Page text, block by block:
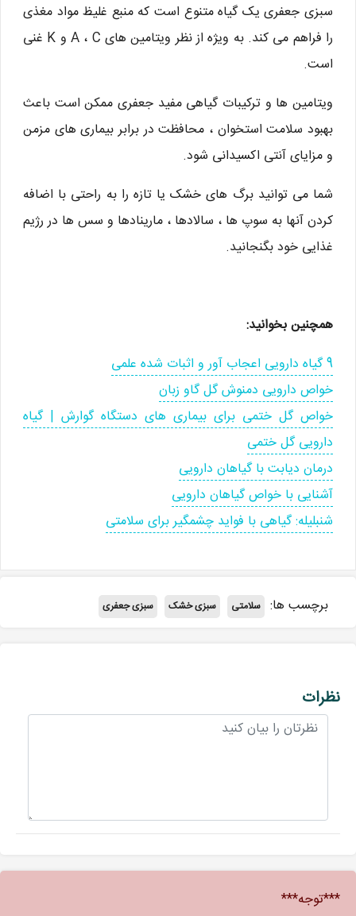
سبزی جعفری یک گیاه متنوع است که منبع غلیظ مواد مغذی
را فراهم می کند. به ویژه از نظر ویتامین های A ، C و K غنی
است.
ویتامین ها و ترکیبات گیاهی مفید جعفری ممکن است باعث
بهبود سلامت استخوان ، محافظت در برابر بیماری های مزمن
و مزایای آنتی اکسیدانی شود.
شما می توانید برگ های خشک یا تازه را به راحتی با اضافه
کردن آنها به سوپ ها ، سالادها ، مارینادها و سس ها در رژیم
غذایی خود بگنجانید.
همچنین بخوانید:
9 گیاه دارویی اعجاب آور و اثبات شده علمی
خواص دارویی دمنوش گل گاو زبان
خواص گل ختمی برای بیماری های دستگاه گوارش | گیاه
دارویی گل ختمی
درمان دیابت با گیاهان دارویی
آشنایی با خواص گیاهان دارویی
شنبلیله: گیاهی با فواید چشمگیر برای سلامتی
برچسب ها: سلامتی سبزی خشک سبزی جعفری
نظرات
***توجه***